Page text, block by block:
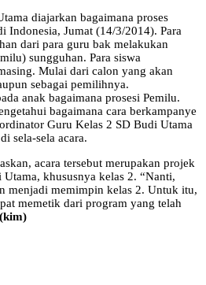
diajarkan bagaimana proses
Indonesia, Jumat (14/3/2014). Para
dari para guru bak melakukan
sungguhan. Para siswa
Mulai dari calon yang akan
sebagai pemilihnya.
anak bagaimana prosesi Pemilu.
bagaimana cara berkampanye
Guru Kelas 2 SD Budi Utama
sela-sela acara.
acara tersebut merupakan projek
khususnya kelas 2. “Nanti,
menjadi memimpin kelas 2. Untuk itu,
memetik dari program yang telah
(kim)